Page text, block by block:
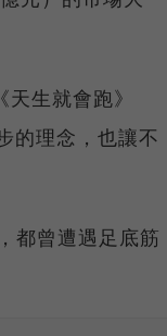
生就會跑》
的理念，也讓不
都曾遭遇足底筋